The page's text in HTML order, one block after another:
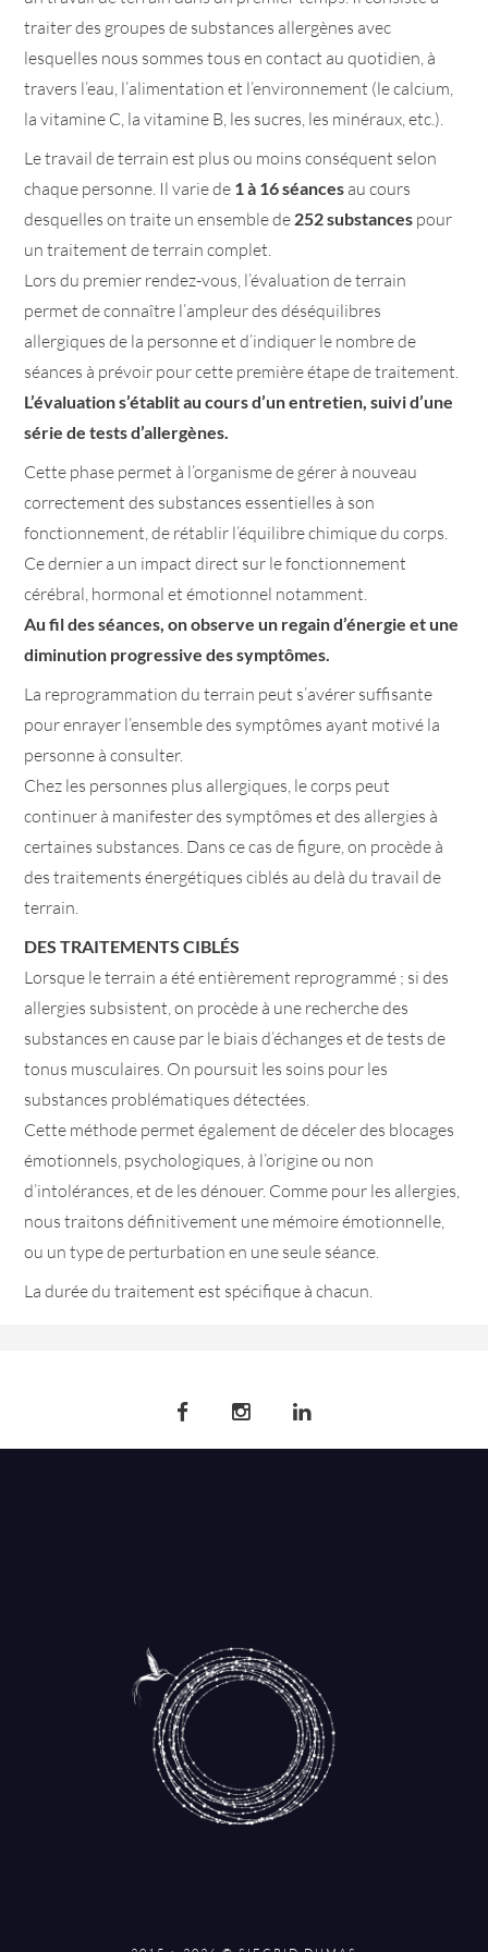
traiter des groupes de substances allergènes avec
lesquelles nous sommes tous en contact au quotidien, à
travers l’eau, l’alimentation et l’environnement (le calcium,
la vitamine C, la vitamine B, les sucres, les minéraux, etc.).
Le travail de terrain est plus ou moins conséquent selon
chaque personne. Il varie de 1 à 16 séances au cours
desquelles on traite un ensemble de 252 substances pour
un traitement de terrain complet.
Lors du premier rendez-vous, l’évaluation de terrain
permet de connaître l’ampleur des déséquilibres
allergiques de la personne et d’indiquer le nombre de
séances à prévoir pour cette première étape de traitement.
L’évaluation s’établit au cours d’un entretien, suivi d’une
série de tests d’allergènes.
Cette phase permet à l’organisme de gérer à nouveau
correctement des substances essentielles à son
fonctionnement, de rétablir l’équilibre chimique du corps.
Ce dernier a un impact direct sur le fonctionnement
cérébral, hormonal et émotionnel notamment.
Au fil des séances, on observe un regain d’énergie et une
diminution progressive des symptômes.
La reprogrammation du terrain peut s’avérer suffisante
pour enrayer l’ensemble des symptômes ayant motivé la
personne à consulter.
Chez les personnes plus allergiques, le corps peut
continuer à manifester des symptômes et des allergies à
certaines substances. Dans ce cas de figure, on procède à
des traitements énergétiques ciblés au delà du travail de
terrain.
DES TRAITEMENTS CIBLÉS
Lorsque le terrain a été entièrement reprogrammé ; si des
allergies subsistent, on procède à une recherche des
substances en cause par le biais d’échanges et de tests de
tonus musculaires. On poursuit les soins pour les
substances problématiques détectées.
Cette méthode permet également de déceler des blocages
émotionnels, psychologiques, à l’origine ou non
d’intolérances, et de les dénouer. Comme pour les allergies,
nous traitons définitivement une mémoire émotionnelle,
ou un type de perturbation en une seule séance.
La durée du traitement est spécifique à chacun.